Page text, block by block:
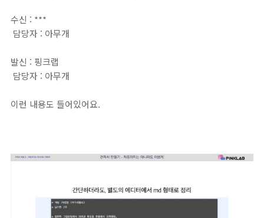
수신 : ***
담당자 : 아무개
발신 : 핑크랩
담당자 : 아무개
이런 내용도 들어있어요.